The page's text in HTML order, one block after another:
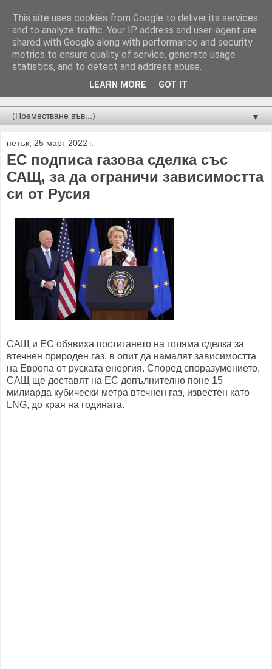
Новини от Бургас, страната и света!
▼
петък, 25 март 2022 г.
ЕС подписа газова сделка със
САЩ, за да ограничи зависимостта
си от Русия
САЩ и ЕС обявиха постигането на голяма сделка за
втечнен природен газ, в опит да намалят зависимостта
на Европа от руската енергия. Според споразумението,
САЩ ще доставят на ЕС допълнително поне 15
милиарда кубически метра втечнен газ, известен като
LNG, до края на годината.
This site uses cookies from Google to deliver its services
and to analyze traffic. Your IP address and user-agent are
shared with Google along with performance and security
metrics to ensure quality of service, generate usage
statistics, and to detect and address abuse.
LEARN MORE GOT IT